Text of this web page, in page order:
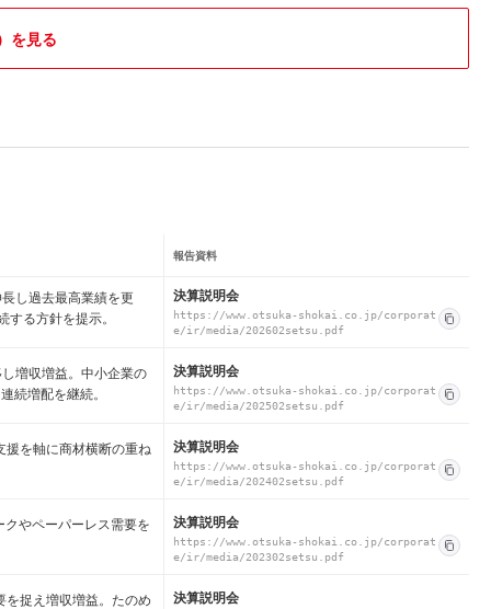
を見る
報告資料
し過去最高業績を更
る方針を提示。
決算説明会
https://www.otsuka-shokai.co.jp/corporat
e/ir/media/202602setsu.pdf
増収増益。中小企業の
続増配を継続。
決算説明会
https://www.otsuka-shokai.co.jp/corporat
e/ir/media/202502setsu.pdf
を軸に商材横断の重ね 決算説明会
https://www.otsuka-shokai.co.jp/corporat
e/ir/media/202402setsu.pdf
やペーパーレス需要を 決算説明会
https://www.otsuka-shokai.co.jp/corporat
e/ir/media/202302setsu.pdf
捉え増収増益。たのめ
決算説明会